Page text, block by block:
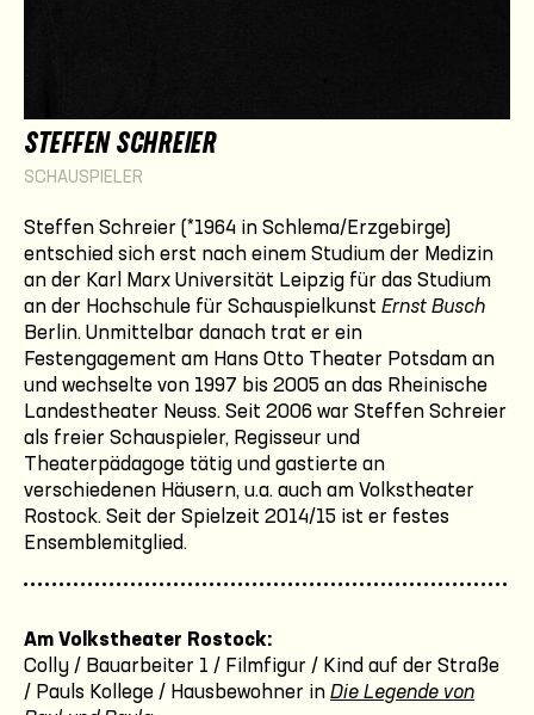
STEFFEN SCHREIER
SCHAUSPIELER
Steffen Schreier (*1964 in Schlema/Erzgebirge)
entschied sich erst nach einem Studium der Medizin
an der Karl Marx Universität Leipzig für das Studium
an der Hochschule für Schauspielkunst Ernst Busch
Berlin. Unmittelbar danach trat er ein
Festengagement am Hans Otto Theater Potsdam an
und wechselte von 1997 bis 2005 an das Rheinische
Landestheater Neuss. Seit 2006 war Steffen Schreier
als freier Schauspieler, Regisseur und
Theaterpädagoge tätig und gastierte an
verschiedenen Häusern, u.a. auch am Volkstheater
Rostock. Seit der Spielzeit 2014/15 ist er festes
Ensemblemitglied.
Am Volkstheater Rostock:
Colly / Bauarbeiter 1 / Filmfigur / Kind auf der Straße
/ Pauls Kollege / Hausbewohner in Die Legende von